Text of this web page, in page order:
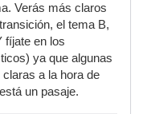
Verás más claros
el tema B,
fíjate en los
ya que algunas
a la hora de
un pasaje.